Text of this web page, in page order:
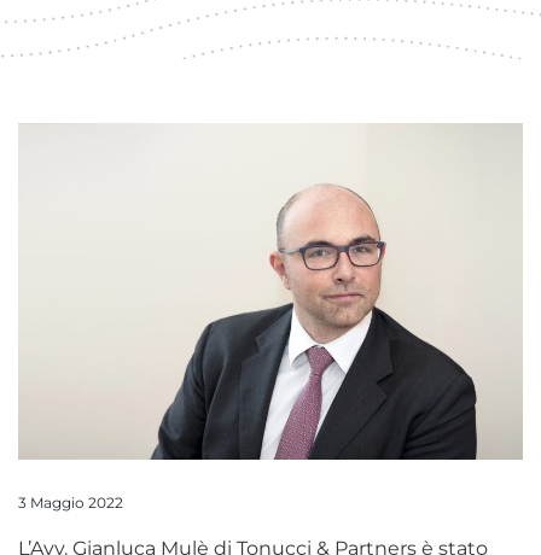
3 Maggio 2022
L’Avv. Gianluca Mulè di Tonucci & Partners è stato